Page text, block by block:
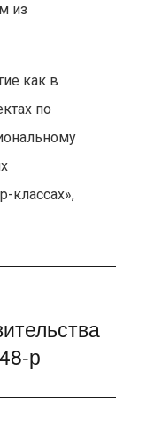
из
как в
по
классах»,
р